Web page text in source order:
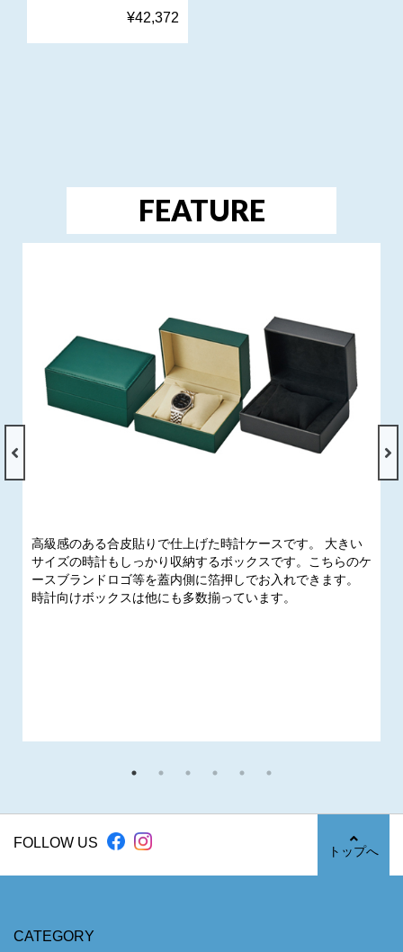
¥42,372
FEATURE
高級感のある合皮貼りで仕上げた時計ケースです。 大きい
サイズの時計もしっかり収納するボックスです。こちらのケ
ースブランドロゴ等を蓋内側に箔押しでお入れできます。
時計向けボックスは他にも多数揃っています。
FOLLOW US
トップへ
CATEGORY